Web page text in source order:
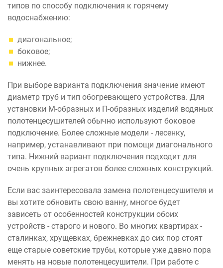
типов по способу подключения к горячему
водоснабжению:
диагональное;
боковое;
нижнее.
При выборе варианта подключения значение имеют
диаметр труб и тип обогревающего устройства. Для
установки М-образных и П-образных изделий водяных
полотенцесушителей обычно используют боковое
подключение. Более сложные модели - лесенку,
например, устанавливают при помощи диагонального
типа. Нижний вариант подключения подходит для
очень крупных агрегатов более сложных конструкций.
Если вас заинтересовала замена полотенцесушителя и
вы хотите обновить свою ванну, многое будет
зависеть от особенностей конструкции обоих
устройств - старого и нового. Во многих квартирах -
сталинках, хрущевках, брежневках до сих пор стоят
еще старые советские трубы, которые уже давно пора
менять на новые полотенцесушители. При работе с